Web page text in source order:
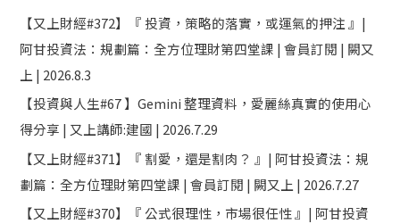
【又上財經#372】『 投資，策略的落實，或運氣的押注 』|
阿甘投資法：規劃篇：全方位理財第四堂課 | 會員訂閱 | 闕又
上 | 2026.8.3
【投資與人生#67 】Gemini 整理資料，愛麗絲真實的使用心
得分享 | 又上講師:建國 | 2026.7.29
【又上財經#371】『 割愛，還是割肉？ 』| 阿甘投資法：規
劃篇：全方位理財第四堂課 | 會員訂閱 | 闕又上 | 2026.7.27
【又上財經#370】『 公式很理性，市場很任性 』| 阿甘投資